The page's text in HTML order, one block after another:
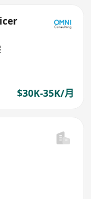
$30K-35K/月